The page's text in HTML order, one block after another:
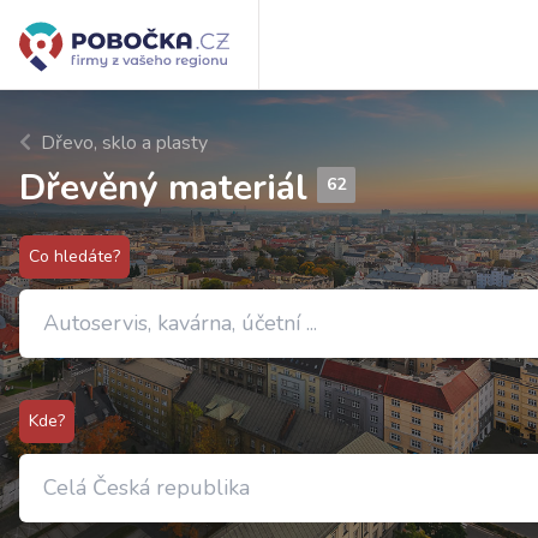
Dřevo, sklo a plasty
Dřevěný materiál 62
Co hledáte?
Kde?